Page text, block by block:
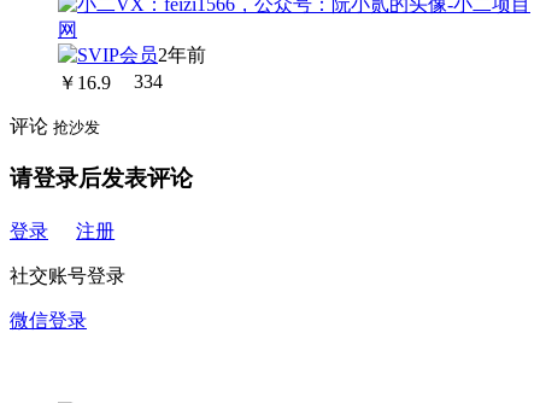
2年前
￥ 16.9 334
评论 抢沙发
请登录后发表评论
登录 注册
社交账号登录
微信登录